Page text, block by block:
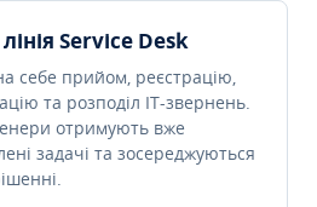
Service Desk
себе прийом, реєстрацію,
та розподіл IT-звернень.
отримують вже
задачі та зосереджуються